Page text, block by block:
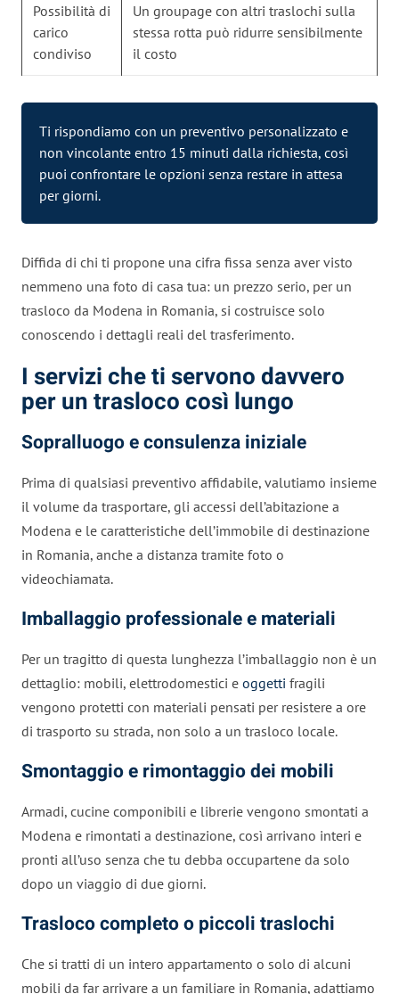
Possibilità di
carico
condiviso
Un groupage con altri traslochi sulla
stessa rotta può ridurre sensibilmente
il costo
Ti rispondiamo con un preventivo personalizzato e
non vincolante entro 15 minuti dalla richiesta, così
puoi confrontare le opzioni senza restare in attesa
per giorni.
Diffida di chi ti propone una cifra fissa senza aver visto
nemmeno una foto di casa tua: un prezzo serio, per un
trasloco da Modena in Romania, si costruisce solo
conoscendo i dettagli reali del trasferimento.
I servizi che ti servono davvero
per un trasloco così lungo
Sopralluogo e consulenza iniziale
Prima di qualsiasi preventivo affidabile, valutiamo insieme
il volume da trasportare, gli accessi dell’abitazione a
Modena e le caratteristiche dell’immobile di destinazione
in Romania, anche a distanza tramite foto o
videochiamata.
Imballaggio professionale e materiali
Per un tragitto di questa lunghezza l’imballaggio non è un
dettaglio: mobili, elettrodomestici e oggetti fragili
vengono protetti con materiali pensati per resistere a ore
di trasporto su strada, non solo a un trasloco locale.
Smontaggio e rimontaggio dei mobili
Armadi, cucine componibili e librerie vengono smontati a
Modena e rimontati a destinazione, così arrivano interi e
pronti all’uso senza che tu debba occupartene da solo
dopo un viaggio di due giorni.
Trasloco completo o piccoli traslochi
Che si tratti di un intero appartamento o solo di alcuni
mobili da far arrivare a un familiare in Romania, adattiamo